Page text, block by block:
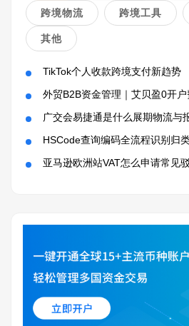
跨境物流 跨境工具
其他
TikTok个人收款跨境支付新趋势
外贸B2B资金管理｜艾贝盈0开
广交会易捷通是什么展期物流与
HSCode查询编码全流程识别归
亚马逊欧洲站VAT怎么申请常见